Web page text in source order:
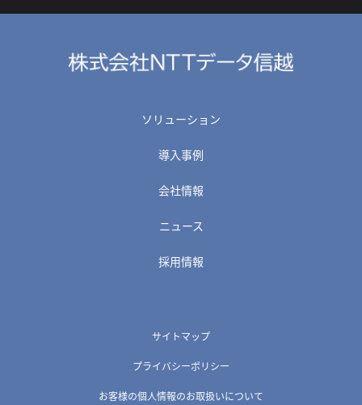
ソリューション
導入事例
会社情報
ニュース
採用情報
サイトマップ
プライバシーポリシー
お客様の個人情報のお取扱いについて